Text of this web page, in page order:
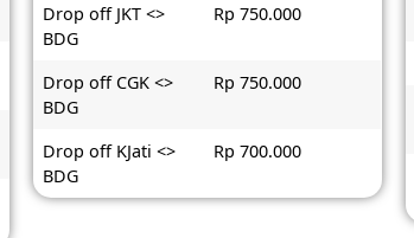
Drop off JKT <>
BDG
Rp 750.000
Drop off CGK <>
BDG
Rp 750.000
Drop off KJati <>
BDG
Rp 700.000